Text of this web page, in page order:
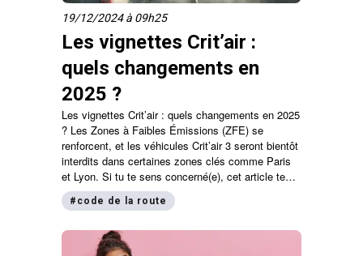
19/12/2024 à 09h25
Les vignettes Crit’air :
quels changements en
2025 ?
Les vignettes Crit’air : quels changements en 2025
? Les Zones à Faibles Émissions (ZFE) se
renforcent, et les véhicules Crit’air 3 seront bientôt
interdits dans certaines zones clés comme Paris
et Lyon. Si tu te sens concerné(e), cet article te
donne toutes les informations essentielles sur les
vignettes Crit’air et sur les nouvelles règles à
# code de la route